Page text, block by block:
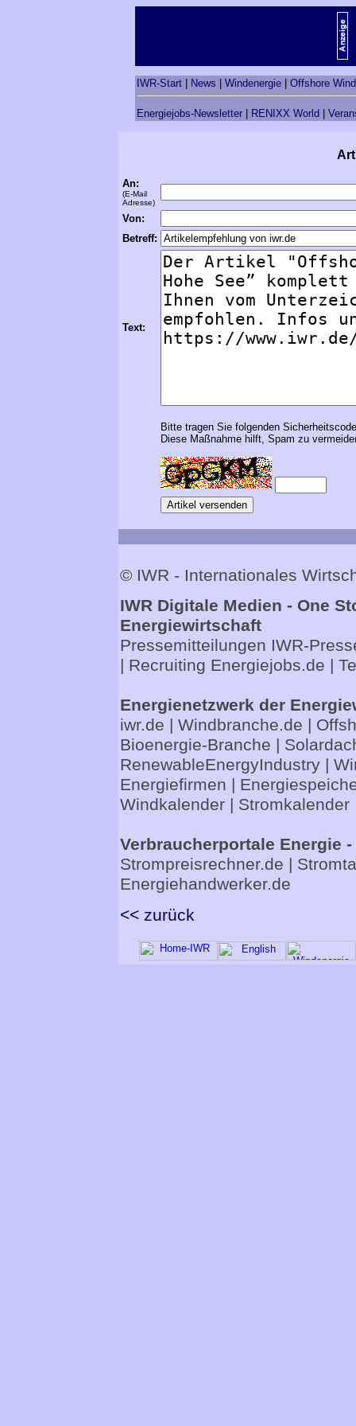
IWR-Start News Windenergie Offshore
Energiejobs-Newsletter RENIXX World
An:
(E-Mail
Adresse)
Von:
Betreff:
Text:
Bitte tragen Sie folgenden
Diese Maßnahme hilft, Spam zu
© IWR - Internationales
IWR Digitale Medien - One
Energiewirtschaft
Pressemitteilungen IWR-
| Recruiting Energiejobs.de |
Energienetzwerk der
iwr.de | Windbranche.de |
Bioenergie-Branche |
RenewableEnergyIndustry|
Energiefirmen |
Windkalender| Stromkalender
Verbraucherportale Energie
Strompreisrechner.de |
Energiehandwerker.de
<< zurück